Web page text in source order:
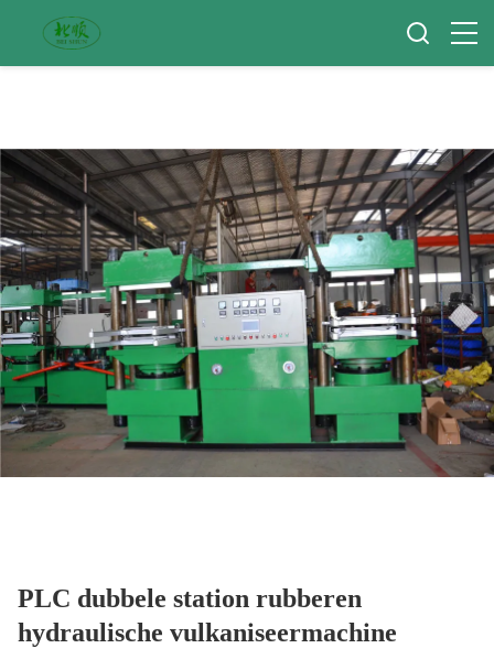
PLC dubbele station rubberen
hydraulische vulkaniseermachine